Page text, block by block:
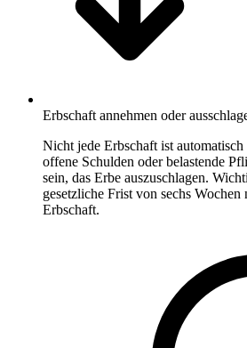
Erbschaft annehmen oder
Nicht jede Erbschaft ist
offene Schulden oder belastende
sein, das Erbe auszuschlagen.
gesetzliche Frist von sechs
Erbschaft.